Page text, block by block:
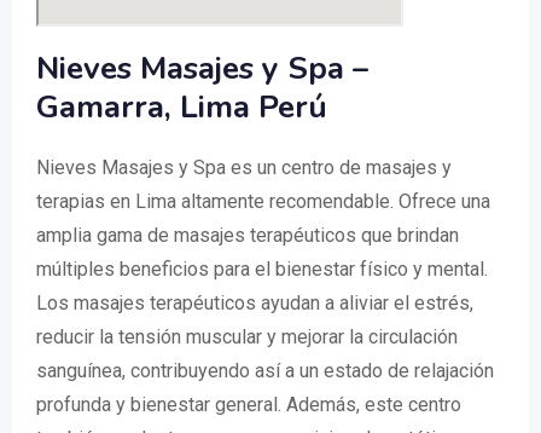
Nieves Masajes y Spa –
Gamarra, Lima Perú
Nieves Masajes y Spa es un centro de masajes y
terapias en Lima altamente recomendable. Ofrece una
amplia gama de masajes terapéuticos que brindan
múltiples beneficios para el bienestar físico y mental.
Los masajes terapéuticos ayudan a aliviar el estrés,
reducir la tensión muscular y mejorar la circulación
sanguínea, contribuyendo así a un estado de relajación
profunda y bienestar general. Además, este centro